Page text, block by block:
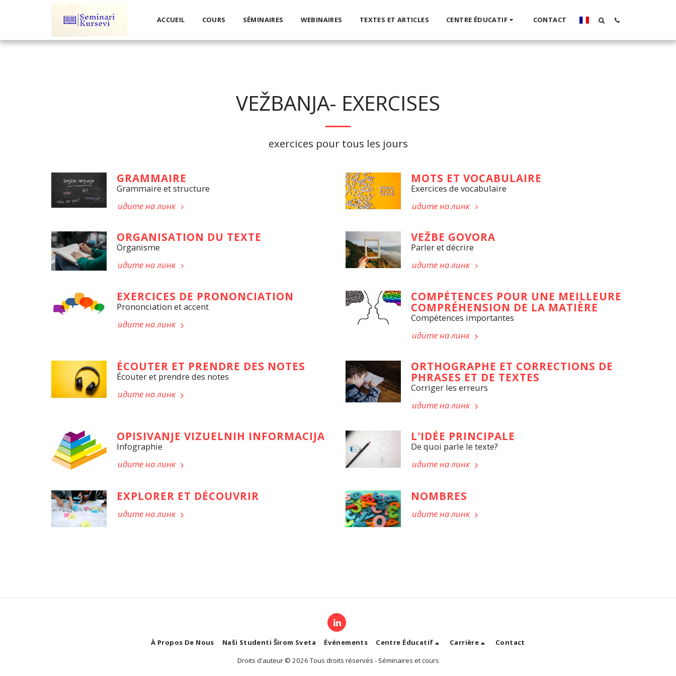
ACCUEIL COURS SÉMINAIRES WEBINAIRES TEXTES ET ARTICLES CENTRE ÉDUCATIF CONTACT
VEŽBANJA- EXERCISES
exercices pour tous les jours
GRAMMAIRE
Grammaire et structure
идите на линк
MOTS ET VOCABULAIRE
Exercices de vocabulaire
идите на линк
ORGANISATION DU TEXTE
Organisme
идите на линк
VEŽBE GOVORA
Parler et décrire
идите на линк
EXERCICES DE PRONONCIATION
Prononciation et accent
идите на линк
COMPÉTENCES POUR UNE MEILLEURE
COMPRÉHENSION DE LA MATIÈRE
Compétences importantes
идите на линк
ÉCOUTER ET PRENDRE DES NOTES
Écouter et prendre des notes
идите на линк
ORTHOGRAPHE ET CORRECTIONS DE
PHRASES ET DE TEXTES
Corriger les erreurs
идите на линк
OPISIVANJE VIZUELNIH INFORMACIJA
Infographie
идите на линк
L'IDÉE PRINCIPALE
De quoi parle le texte?
идите на линк
EXPLORER ET DÉCOUVRIR
идите на линк
NOMBRES
идите на линк
À Propos De Nous Naši Studenti Širom Sveta Événements Centre Éducatif Carrière
Contact
Droits d'auteur © 2026 Tous droits réservés - Séminaires et cours